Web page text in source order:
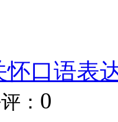
怀口语表
： 0